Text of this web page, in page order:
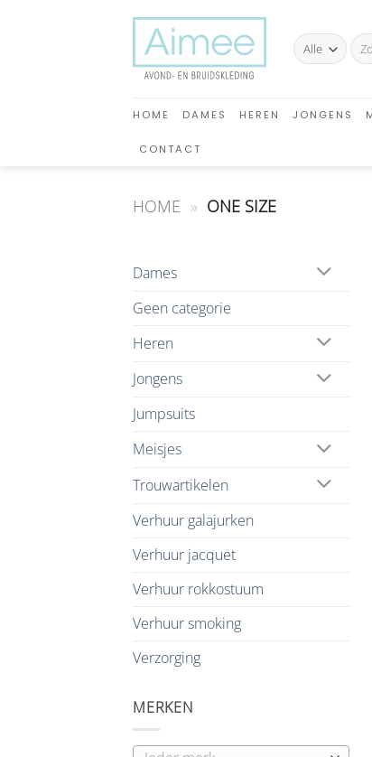
naar:
HOME DAMES HEREN JONGENS
CONTACT
HOME » ONE SIZE
Dames
Geen categorie
Heren
Jongens
Jumpsuits
Meisjes
Trouwartikelen
Verhuur galajurken
Verhuur jacquet
Verhuur rokkostuum
Verhuur smoking
Verzorging
MERKEN